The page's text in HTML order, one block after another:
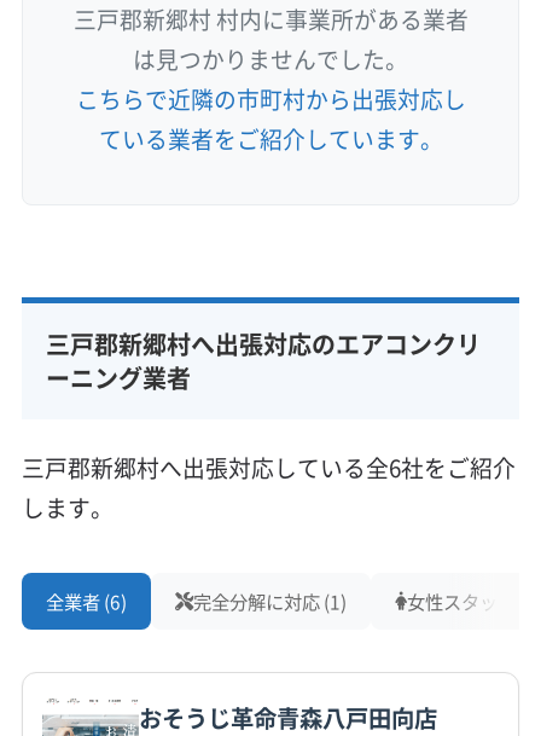
三戸郡新郷村 村内に事業所がある業者
は見つかりませんでした。
こちらで近隣の市町村から出張対応し
ている業者をご紹介しています。
三戸郡新郷村へ出張対応のエアコンクリ
ーニング業者
三戸郡新郷村へ出張対応している全6社をご紹介
します。
全業者 (6) 完全分解に対応 (1) 女性スタッフ在
おそうじ革命青森八戸田向店